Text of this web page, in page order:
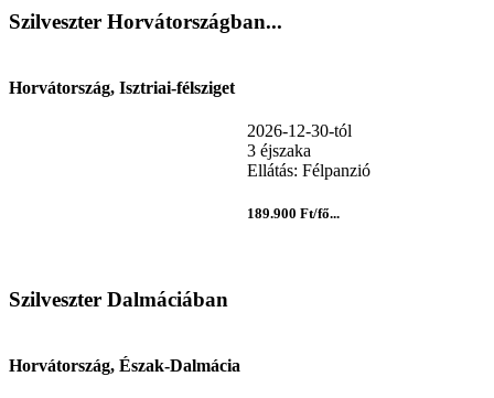
Szilveszter Horvátországban...
Horvátország, Isztriai-félsziget
2026-12-30-tól
3 éjszaka
Ellátás: Félpanzió
189.900 Ft/fő...
Szilveszter Dalmáciában
Horvátország, Észak-Dalmácia